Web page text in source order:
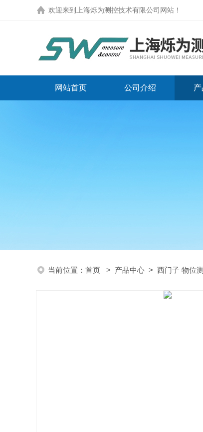
欢迎来到 上海烁为测控技术有限公司网站 ！
网站首页 公司介绍
当前位置： 首页 > 产品中心 > 西门子 物位